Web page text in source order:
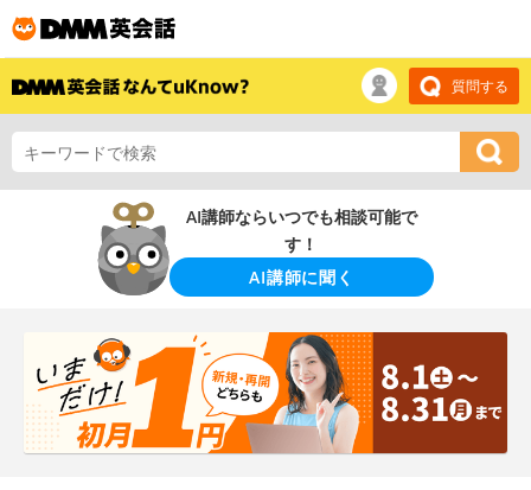
質問する
AI講師ならいつでも相談可能で
す！
AI講師に聞く